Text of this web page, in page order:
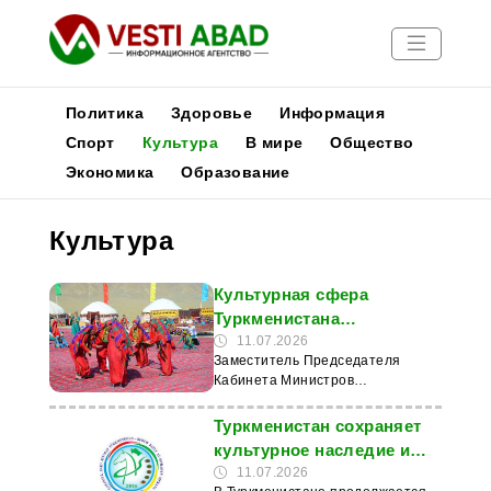
Новости
Медиа
Афиша
Политика Здоровье
Информация
Спорт
Культура В мире
Общество
Экономика
Образование
Культура
Культурная сфера
Туркменистана
демонстрирует новые
достижения и проекты
11.07.2026
Заместитель Председателя
Кабинета Министров
10 июня в рамках заседания
правительства представила
отчёт о работе курируемой
сферы за январь–июнь 2026 года.
Туркменистан сохраняет
культурное наследие и
развивает духовные
11.07.2026